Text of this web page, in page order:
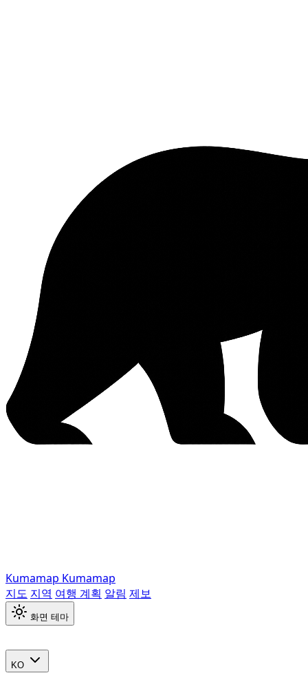
Kumamap Kumamap
지도 지역 여행 계획 알림 제보
화면 테마
KO